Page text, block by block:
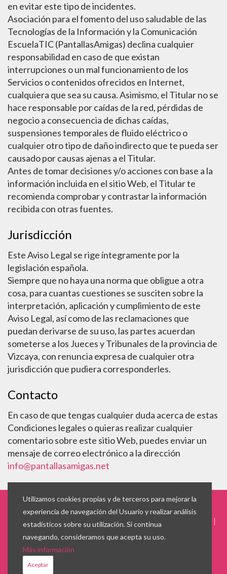
en evitar este tipo de incidentes.
Asociación para el fomento del uso saludable de las
Tecnologías de la Información y la Comunicación
EscuelaTIC (PantallasAmigas) declina cualquier
responsabilidad en caso de que existan
interrupciones o un mal funcionamiento de los
Servicios o contenidos ofrecidos en Internet,
cualquiera que sea su causa. Asimismo, el Titular no se
hace responsable por caídas de la red, pérdidas de
negocio a consecuencia de dichas caídas,
suspensiones temporales de fluido eléctrico o
cualquier otro tipo de daño indirecto que te pueda ser
causado por causas ajenas a el Titular.
Antes de tomar decisiones y/o acciones con base a la
información incluida en el sitio Web, el Titular te
recomienda comprobar y contrastar la información
recibida con otras fuentes.
Jurisdicción
Este Aviso Legal se rige íntegramente por la
legislación española.
Siempre que no haya una norma que obligue a otra
cosa, para cuantas cuestiones se susciten sobre la
interpretación, aplicación y cumplimiento de este
Aviso Legal, así como de las reclamaciones que
puedan derivarse de su uso, las partes acuerdan
someterse a los Jueces y Tribunales de la provincia de
Vizcaya, con renuncia expresa de cualquier otra
jurisdicción que pudiera corresponderles.
Contacto
En caso de que tengas cualquier duda acerca de estas
Condiciones legales o quieras realizar cualquier
comentario sobre este sitio Web, puedes enviar un
mensaje de correo electrónico a la dirección
info@pantallasamigas.net
PantallasAmigas info@pantallasamigas.net
|
Utilizamos cookies propias y de terceros para mejorar la
experiencia de navegación del Usuario y realizar análisis
estadísticos sobre su utilización. Si continua
navegando, consideramos que acepta su uso.
Más información
Aceptar